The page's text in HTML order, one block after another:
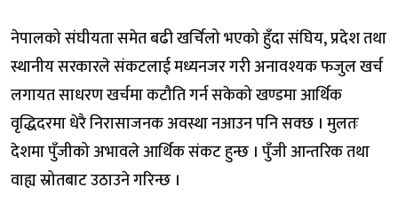
नेपालको संघीयता समेत बढी खर्चिलो भएको हुँदा संघिय, प्रदेश तथा
स्थानीय सरकारले संकटलाई मध्यनजर गरी अनावश्यक फजुल खर्च
लगायत साधरण खर्चमा कटौति गर्न सकेको खण्डमा आर्थिक
वृद्धिदरमा धेरै निरासाजनक अवस्था नआउन पनि सक्छ । मुलतः
देशमा पुँजीको अभावले आर्थिक संकट हुन्छ । पुँजी आन्तरिक तथा
वाह्य स्रोतबाट उठाउने गरिन्छ ।